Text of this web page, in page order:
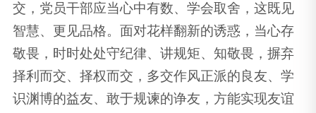
交，党员干部应当心中有数、学会取舍，这既见
智慧、更见品格。面对花样翻新的诱惑，当心存
敬畏，时时处处守纪律、讲规矩、知敬畏，摒弃
择利而交、择权而交，多交作风正派的良友、学
识渊博的益友、敢于规谏的诤友，方能实现友谊